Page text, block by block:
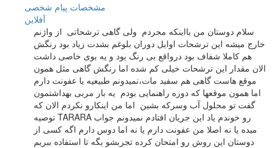
مشخصات پیام شخصی
آفلاين
سلام دوستان من بااینکه مجردم ولی گاهی ترشحاتی از واژنم
خارج میشه این ترشحات اوایل دوران بلوغم بشدت زیاد بود رنگش
هم کاملا شفاف بود درواقع بی رنگ بود و یه بوی خاصی داشت
الان مقدار این ترشحات خیلی کم شده اما رنگش گاهی مثل همون
موقع هاست گاهی هم سفید مات،نمیدونم طبیعیه یا عفونت دارم
اما همون موقعها که دوره راهنمایی بودم یه بار مربی بهداشتمون
گفت تو محلول آب وسرکه بشین اما من اینکارو نکردم الان که
توصیه TARARA رو خوندم یاد این جریان افتادم نمیدونم جواب
میده یا نه اصلا من عفونت دارم یا نه اما دوس دارم اگه کسی از
دوستان این روش رو امتحان کرده تجربشو بگه تا استفاده ببریم